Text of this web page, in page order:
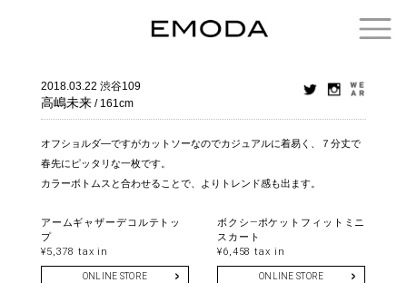
2018.03.22 渋谷109
高嶋未来 / 161cm
オフショルダ―ですがカットソーなのでカジュアルに着易く、７分丈で
春先にピッタリな一枚です。
カラーボトムスと合わせることで、よりトレンド感も出ます。
アームギャザーデコルテトッ
プ
¥5,378 tax in
ONLINE STORE
ボクシ―ポケットフィットミニ
スカート
¥6,458 tax in
ONLINE STORE